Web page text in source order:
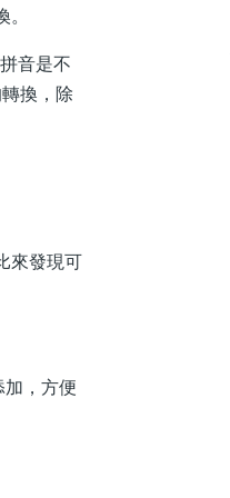
音是不
換，除
發現可
，方便